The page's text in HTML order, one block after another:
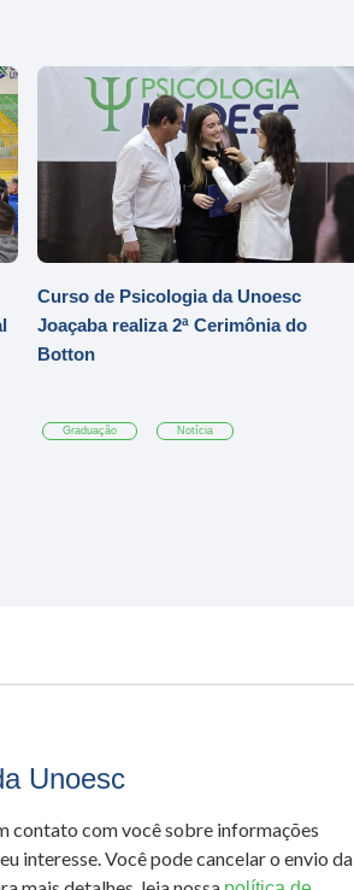
Curso de Psicologia da Unoesc
Joaçaba realiza 2ª Cerimônia do
Botton
Graduação Notícia
Unoesc
contato com você sobre informações
interesse. Você pode cancelar o envio da